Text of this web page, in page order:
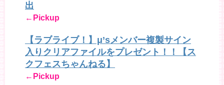
出
←Pickup
【ラブライブ！】μ’sメンバー複製サイン
入りクリアファイルをプレゼント！！【ス
クフェスちゃんねる】
←Pickup